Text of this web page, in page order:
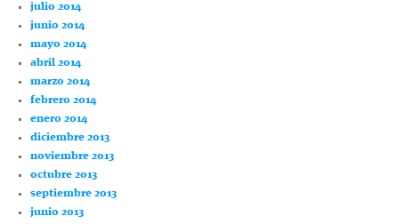
julio 2014
junio 2014
mayo 2014
abril 2014
marzo 2014
febrero 2014
enero 2014
diciembre 2013
noviembre 2013
octubre 2013
septiembre 2013
junio 2013